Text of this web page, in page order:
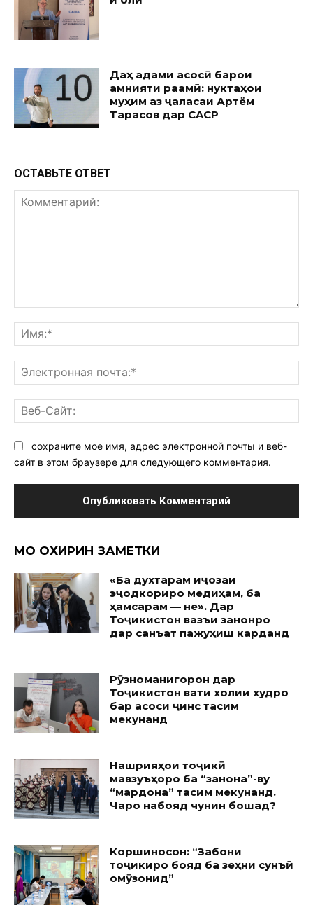
Даҳ қадами асосӣ барои
амнияти рақамӣ: нуктаҳои
муҳим аз ҷаласаи Артём
Тарасов дар CACP
ОСТАВЬТЕ ОТВЕТ
сохраните мое имя, адрес электронной почты и веб-
сайт в этом браузере для следующего комментария.
МО ОХИРИН ЗАМЕТКИ
«Ба духтарам иҷозаи
эҷодкориро медиҳам, ба
ҳамсарам — не». Дар
Тоҷикистон вазъи занонро
дар санъат пажуҳиш карданд
Рӯзноманигорон дар
Тоҷикистон вақти холии худро
бар асоси ҷинс тақсим
мекунанд
Нашрияҳои тоҷикӣ
мавзуъҳоро ба “занона”-ву
“мардона” тақсим мекунанд.
Чаро набояд чунин бошад?
Коршиносон: “Забони
тоҷикиро бояд ба зеҳни сунъӣ
омӯзонид”